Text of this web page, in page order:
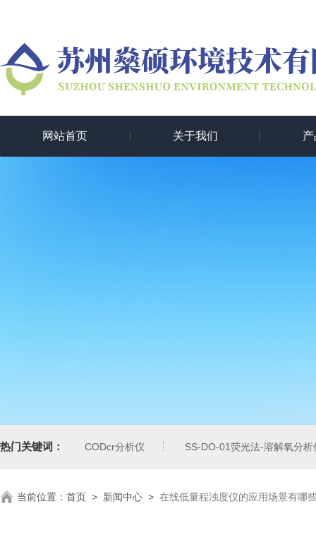
网站首页 关于我们
热门关键词： CODcr分析仪 SS-DO-01荧光法-溶解氧分析
当前位置： 首页 > 新闻中心 > 在线低量程浊度仪的应用场景有哪